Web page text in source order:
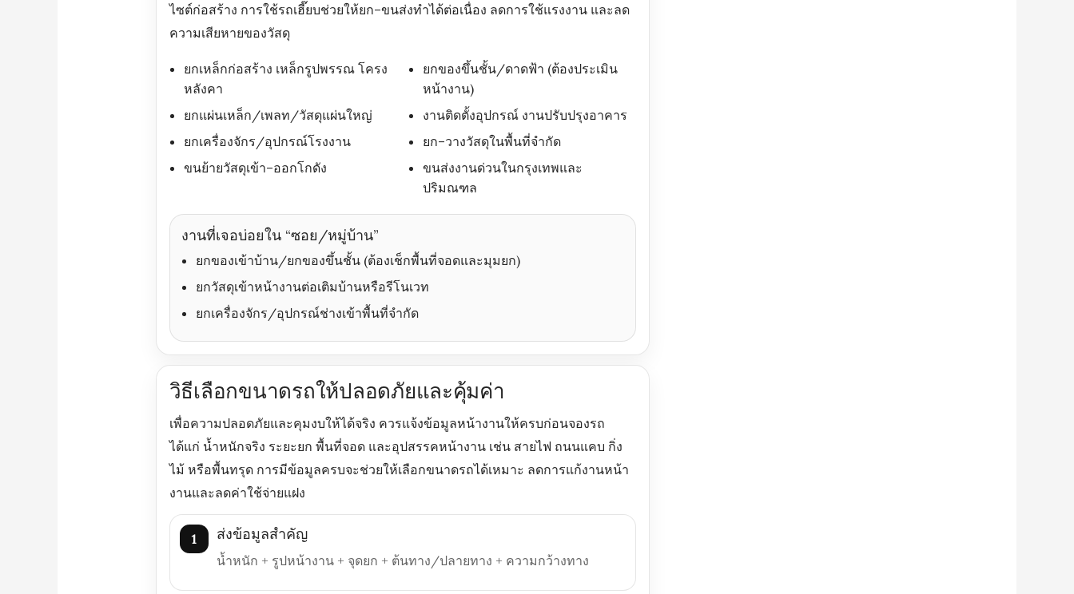
ไซต์ก่อสร้าง การใช้รถเฮี๊ยบช่วยให้ยก–ขนส่งทำได้ต่อเนื่อง ลดการใช้แรงงาน และลด
ความเสียหายของวัสดุ
ยกเหล็กก่อสร้าง เหล็กรูปพรรณ โครง
หลังคา
ยกแผ่นเหล็ก/เพลท/วัสดุแผ่นใหญ่
ยกเครื่องจักร/อุปกรณ์โรงงาน
ขนย้ายวัสดุเข้า–ออกโกดัง
ยกของขึ้นชั้น/ดาดฟ้า (ต้องประเมิน
หน้างาน)
งานติดตั้งอุปกรณ์ งานปรับปรุงอาคาร
ยก–วางวัสดุในพื้นที่จำกัด
ขนส่งงานด่วนในกรุงเทพและ
ปริมณฑล
งานที่เจอบ่อยใน “ซอย/หมู่บ้าน”
ยกของเข้าบ้าน/ยกของขึ้นชั้น (ต้องเช็กพื้นที่จอดและมุมยก)
ยกวัสดุเข้าหน้างานต่อเติมบ้านหรือรีโนเวท
ยกเครื่องจักร/อุปกรณ์ช่างเข้าพื้นที่จำกัด
วิธีเลือกขนาดรถให้ปลอดภัยและคุ้มค่า
เพื่อความปลอดภัยและคุมงบให้ได้จริง ควรแจ้งข้อมูลหน้างานให้ครบก่อนจองรถ
ได้แก่ น้ำหนักจริง ระยะยก พื้นที่จอด และอุปสรรคหน้างาน เช่น สายไฟ ถนนแคบ กิ่ง
ไม้ หรือพื้นทรุด การมีข้อมูลครบจะช่วยให้เลือกขนาดรถได้เหมาะ ลดการแก้งานหน้า
งานและลดค่าใช้จ่ายแฝง
1 ส่งข้อมูลสำคัญ
น้ำหนัก + รูปหน้างาน + จุดยก + ต้นทาง/ปลายทาง + ความกว้างทาง